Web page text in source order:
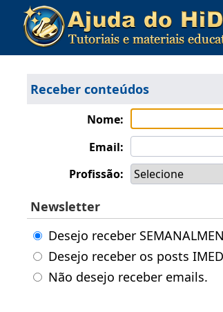
Receber conteúdos
Nome:
Email:
Profissão:
Newsletter
Desejo receber
Desejo receber os posts
Não desejo receber emails.